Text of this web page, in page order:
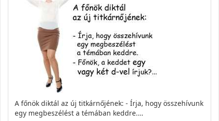
A főnök diktál az új titkárnőjének: - Írja, hogy összehívunk
egy megbeszélést a témában keddre.…